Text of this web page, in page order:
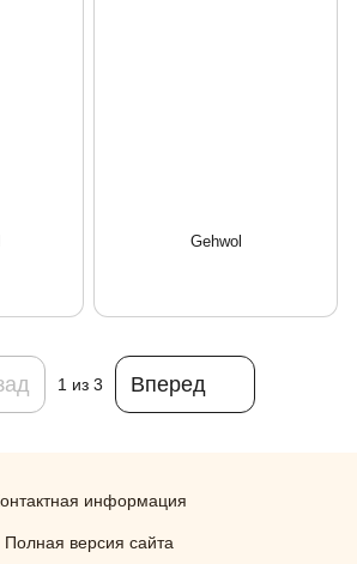
Gehwol
1из 3 Вперед
информация
Полная версия сайта